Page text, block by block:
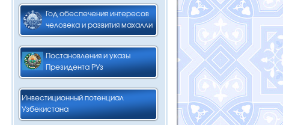
Год обеспечения интересов
человека и развития махалли
Постановления и указы
Президента РУз
Инвестиционный потенциал
Узбекистана